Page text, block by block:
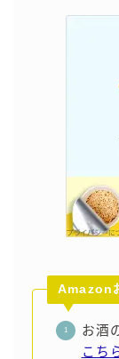
Amazon
お酒
こち